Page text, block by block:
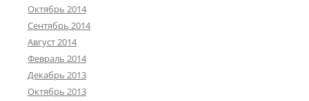
Октябрь 2014
Сентябрь 2014
Август 2014
Февраль 2014
Декабрь 2013
Октябрь 2013